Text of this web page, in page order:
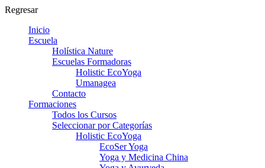
Regresar
Inicio
Escuela
Holística Nature
Escuelas Formadoras
Holistic EcoYoga
Umanagea
Contacto
Formaciones
Todos los Cursos
Seleccionar por Categorías
Holistic EcoYoga
EcoSer Yoga
Yoga y Medicina China